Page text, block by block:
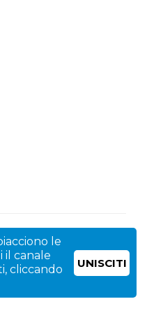
le
il canale
cliccando
UNISCITI